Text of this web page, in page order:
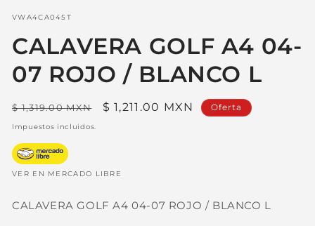
una
modal
SKU:
VWA4CA045T
CALAVERA GOLF A4 04-
07 ROJO / BLANCO L
Precio
habitual
$ 1,319.00 MXN
Precio
$ 1,211.00 MXN Oferta
Impuestos incluidos.
VER EN MERCADO LIBRE
CALAVERA GOLF A4 04-07 ROJO / BLANCO L